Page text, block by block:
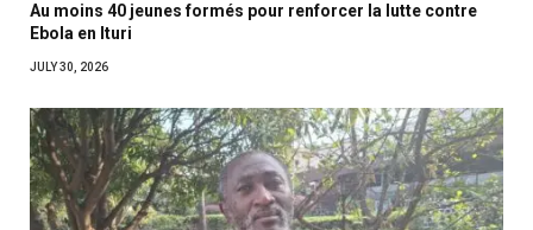
Au moins 40 jeunes formés pour renforcer la lutte contre
Ebola en Ituri
JULY 30, 2026